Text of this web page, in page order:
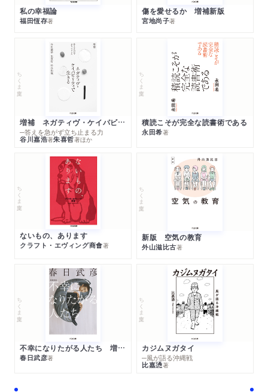
私の幸福論
福田恆存著
傷を愛せるか 増補新版
宮地尚子著
ちくま文庫
増補 ネガティヴ・ケイパビリティで生きる
─答えを急がず立ち止まる力
谷川嘉浩著朱喜哲著ほか
ちくま文庫
積読こそが完全な読書術である
永田希著
ちくま文庫
ないもの、あります
クラフト・エヴィング商會著
ちくま文庫
新版 空気の教育
外山滋比古著
ちくま文庫
不幸になりたがる人たち 増補新版
春日武彦著
ちくま文庫
カジムヌガタイ
─風が語る沖縄戦
比嘉慂著